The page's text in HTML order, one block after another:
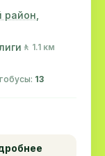
район,
🚶 1.1 км
13